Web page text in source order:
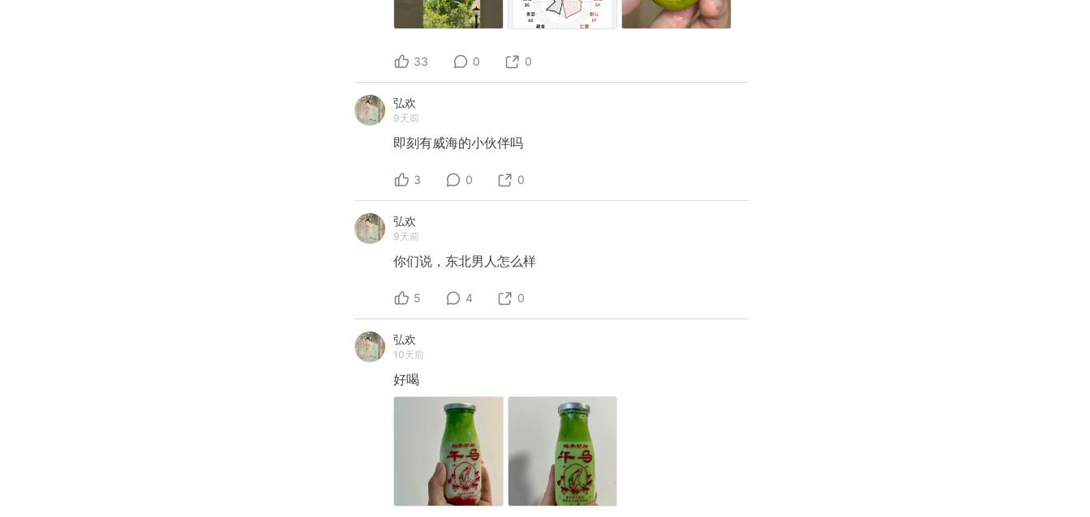
33 0 0
弘欢
9天前
即刻有威海的小伙伴吗
3 0 0
弘欢
9天前
你们说，东北男人怎么样
5 4 0
弘欢
10天前
好喝